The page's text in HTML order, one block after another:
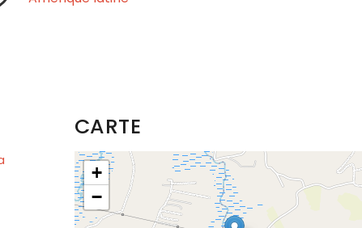
CARTE
+
−